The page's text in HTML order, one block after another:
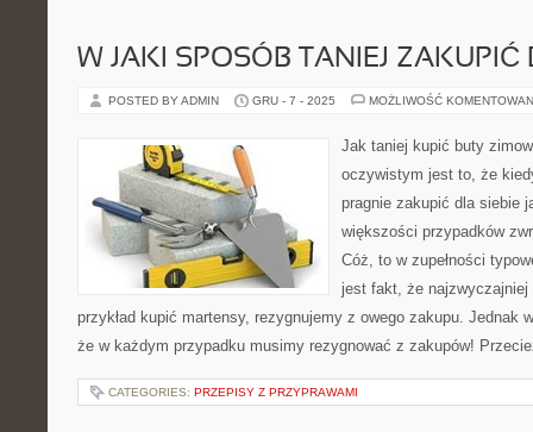
W JAKI SPOSÓB TANIEJ ZAKUPIĆ
POSTED BY ADMIN GRU - 7 - 2025 MOŻLIWOŚĆ
Jak taniej kupić buty
oczywistym jest to, że
pragnie zakupić dla siebie
większości przypadków
Cóż, to w zupełności
jest fakt, że
przykład kupić martensy, rezygnujemy z owego zakupu. Jednak
że w każdym przypadku musimy rezygnować z zakupów!
CATEGORIES: PRZEPISY Z PRZYPRAWAMI